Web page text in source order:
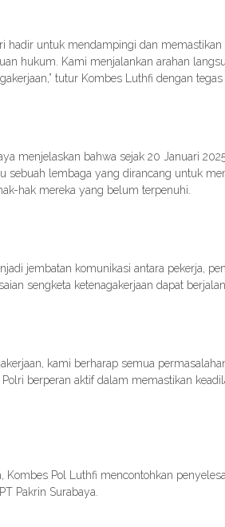
hadir untuk mendampingi dan
hukum. Kami menjalankan arahan
tutur Kombes Luthfi dengan
menjelaskan bahwa sejak 20 Januari
sebuah lembaga yang dirancang untuk
hak mereka yang belum terpenuhi.
jembatan komunikasi antara pekerja,
sengketa ketenagakerjaan dapat
kami berharap semua
berperan aktif dalam memastikan
Kombes Pol Luthfi mencontohkan
Pakrin Surabaya.